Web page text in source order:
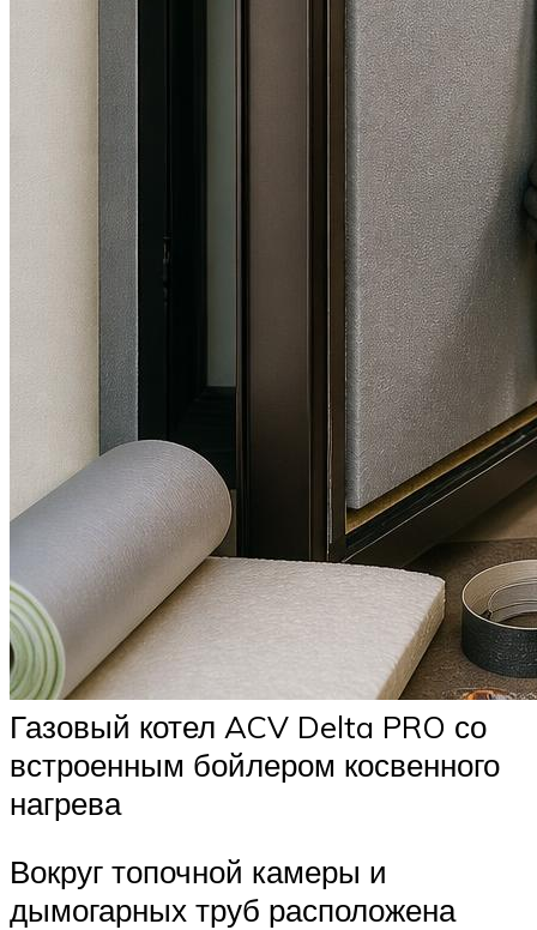
Газовый котел ACV Delta PRO со
встроенным бойлером косвенного
нагрева
Вокруг топочной камеры и
дымогарных труб расположена